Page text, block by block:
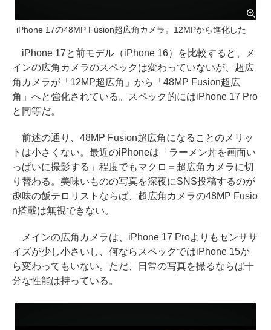
iPhone 17の48MP Fusion超広角カメラ。12MPから進化した
iPhone 17と前モデル（iPhone 16）を比較すると、メ
インの広角カメラのスペックは変わっていないが、超広
角カメラが「12MP超広角」から「48MP Fusion超広
角」へと強化されている。スペック的にはiPhone 17 Pro
と同等だ。
前述の通り、48MP Fusion超広角になることのメリッ
トは小さくない。最近のiPhoneは「ラーメン丼を画面い
っぱいに撮影する」程度でもマクロ＝超広角カメラに切
り替わる。美味いものの写真を深夜にSNS投稿するのが
趣味の飯テロリストならば、超広角カメラの48MP Fusio
n搭載は無視できない。
メインの広角カメラは、iPhone 17 Proよりもセンササ
イズが少し小さいし、何ならスペックではiPhone 15か
ら変わってもいない。ただ、日常の写真を撮るならば十
分な性能は持っている。